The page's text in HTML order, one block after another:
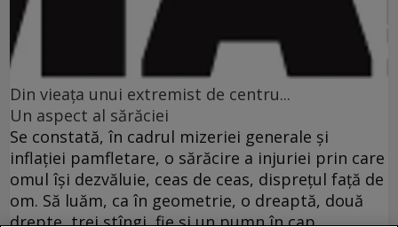
Din vieaţa unui extremist de centru...
Un aspect al sărăciei
Se constată, în cadrul mizeriei generale şi
inflaţiei pamfletare, o sărăcire a injuriei prin care
omul îşi dezvăluie, ceas de ceas, dispreţul faţă de
om. Să luăm, ca în geometrie, o dreaptă, două
drepte, trei stîngi, fie şi un pumn în cap.